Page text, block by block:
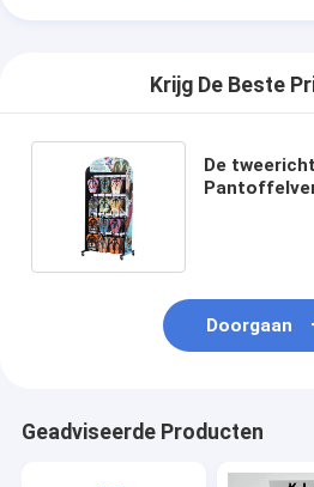
Krijg De Beste
De
Doorgaan
Geadviseerde Producten